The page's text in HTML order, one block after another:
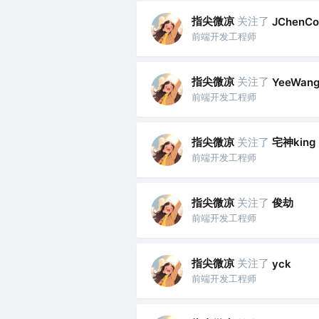
指尖微凉 关注了
前端开发工程师
指尖微凉 关注了 YeeWang
前端开发工程师
指尖微凉 关注了 宅神king
前端开发工程师
指尖微凉 关注了 俊劫
前端开发工程师
指尖微凉 关注了 yck
前端开发工程师